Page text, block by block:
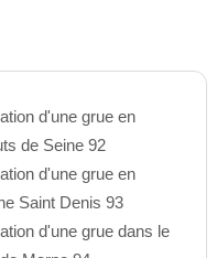
d'une grue en
de Seine 92
d'une grue en
Saint Denis 93
d'une grue dans le